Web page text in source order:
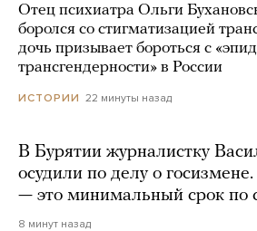
Отец психиатра Ольги
боролся со стигматизацией
дочь призывает бороться с
трансгендерности» в России
ИСТОРИИ 22 минуты назад
В Бурятии журналистку
осудили по делу о
— это минимальный срок по
8 минут назад